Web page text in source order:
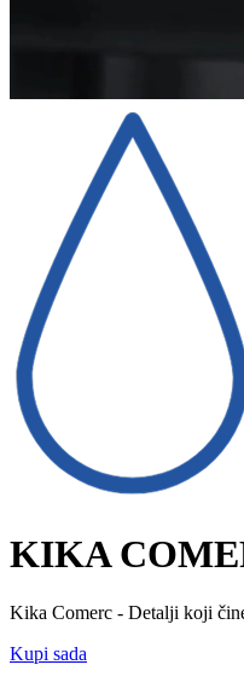
KIKA
Kika Comerc - Detalji koji
Kupi sada